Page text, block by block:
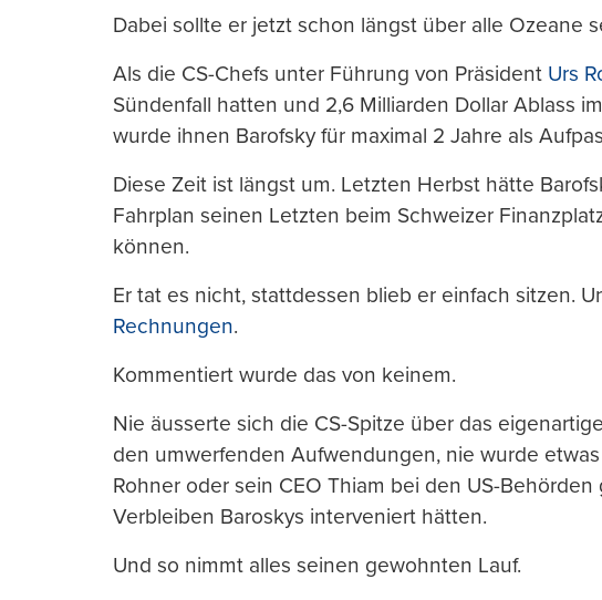
Dabei sollte er jetzt schon längst über alle Ozeane
Als die CS-Chefs unter Führung von Präsident Urs
Sündenfall hatten und 2,6 Milliarden Dollar Ablass
wurde ihnen Barofsky für maximal 2 Jahre als
Diese Zeit ist längst um. Letzten Herbst hätte
Fahrplan seinen Letzten beim Schweizer
können.
Er tat es nicht, stattdessen blieb er einfach sitzen.
Rechnungen.
Kommentiert wurde das von keinem.
Nie äusserte sich die CS-Spitze über das
den umwerfenden Aufwendungen, nie wurde
Rohner oder sein CEO Thiam bei den US-
Verbleiben Baroskys interveniert hätten.
Und so nimmt alles seinen gewohnten Lauf.